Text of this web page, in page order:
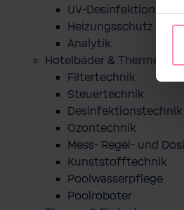
UV-Desinfektion
Heizungsschutz
Analytik
Hotelbäder & Thermen
Filtertechnik
Steuertechnik
Desinfektionstechnik
Ozontechnik
Mess- Regel- und
Kunststofftechnik
Poolwasserpflege
Poolroboter